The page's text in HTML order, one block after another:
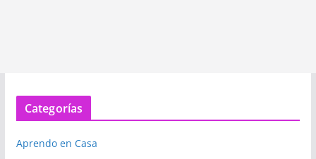
Categorías
Aprendo en Casa